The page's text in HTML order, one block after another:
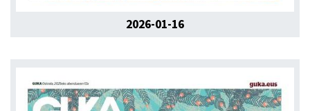
2026-01-16